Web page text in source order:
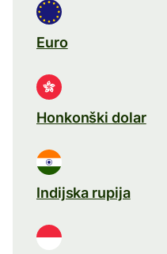
Euro
Honkonški dolar
Indijska rupija